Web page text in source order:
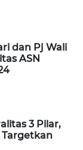
dan Pj Wali
ASN
3 Pilar,
Targetkan